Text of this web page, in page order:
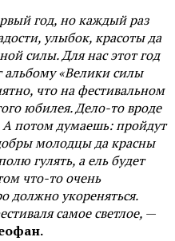
год, но каждый раз
улыбок, красоты да
силы. Для нас этот год
«Велики силы
что на фестивальном
юбилея. Дело-то вроде
А потом думаешь: пройдут
молодцы да красны
гулять, а ель будет
что-то очень
должно укореняться.
самое светлое, —